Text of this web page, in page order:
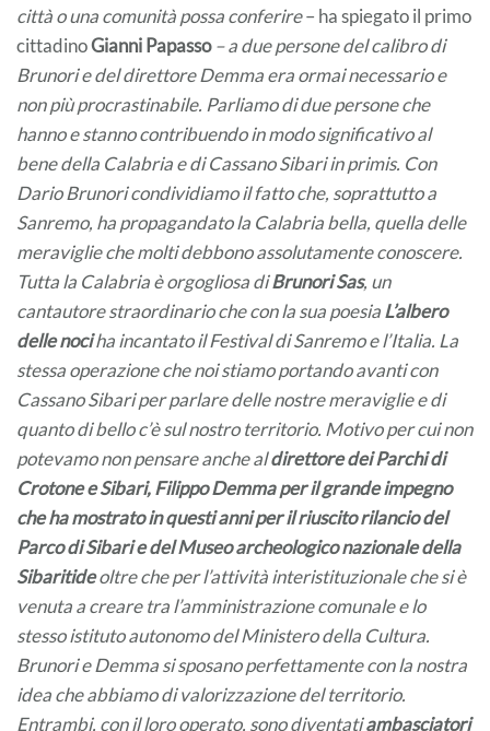
città o una comunità possa conferire– ha spiegato il primo
cittadinoGianni Papasso– a due persone del calibro di
Brunori e del direttore Demma era ormai necessario e
non più procrastinabile. Parliamo di due persone che
hanno e stanno contribuendo in modo significativo al
bene della Calabria e di Cassano Sibari in primis. Con
Dario Brunori condividiamo il fatto che, soprattutto a
Sanremo, ha propagandato la Calabria bella, quella delle
meraviglie che molti debbono assolutamente conoscere.
Tutta la Calabria è orgogliosa diBrunori Sas, un
cantautore straordinario che con la sua poesiaL’albero
delle nociha incantato il Festival di Sanremo e l’Italia. La
stessa operazione che noi stiamo portando avanti con
Cassano Sibari per parlare delle nostre meraviglie e di
quanto di bello c’è sul nostro territorio. Motivo per cui non
potevamo non pensare anche aldirettore dei Parchi di
Crotone e Sibari, Filippo Demma per il grande impegno
che ha mostrato in questi anni per il riuscito rilancio del
Parco di Sibari e del Museo archeologico nazionale della
Sibaritideoltre che per l’attività interistituzionale che si è
venuta a creare tra l’amministrazione comunale e lo
stesso istituto autonomo del Ministero della Cultura.
Brunori e Demma si sposano perfettamente con la nostra
idea che abbiamo di valorizzazione del territorio.
Entrambi, con il loro operato, sono diventatiambasciatori